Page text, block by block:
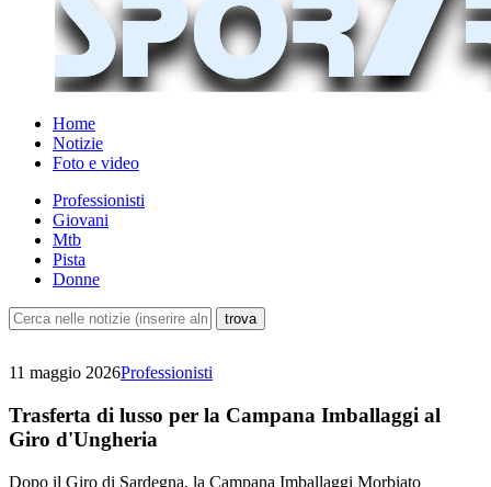
Home
Notizie
Foto e video
Professionisti
Giovani
Mtb
Pista
Donne
11 maggio 2026Professionisti
Trasferta di lusso per la Campana Imballaggi al
Giro d'Ungheria
Dopo il Giro di Sardegna, la Campana Imballaggi Morbiato